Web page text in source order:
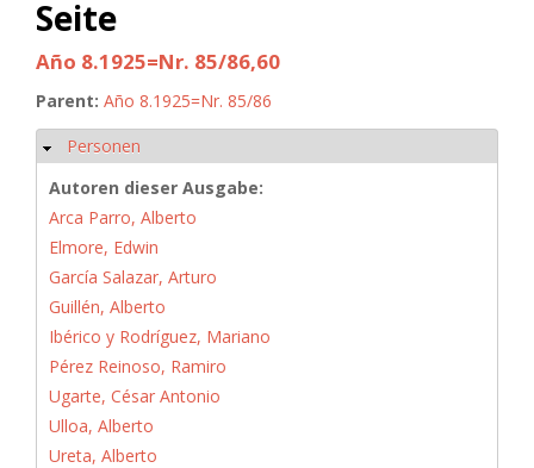
Seite
Año 8.1925=Nr. 85/86,60
Parent: Año 8.1925=Nr. 85/86
Ausblenden
Personen
Autoren dieser Ausgabe:
Arca Parro, Alberto
Elmore, Edwin
García Salazar, Arturo
Guillén, Alberto
Ibérico y Rodríguez, Mariano
Pérez Reinoso, Ramiro
Ugarte, César Antonio
Ulloa, Alberto
Ureta, Alberto